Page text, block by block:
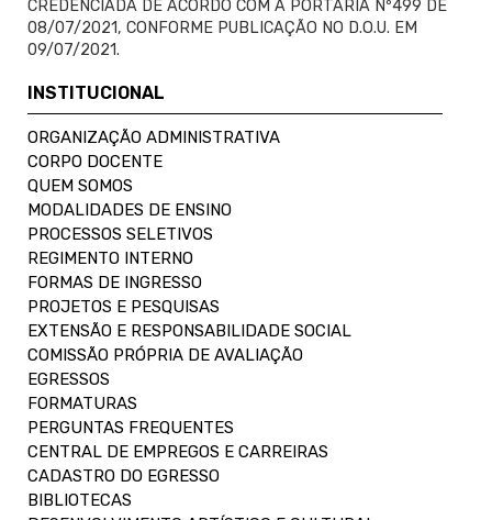
CREDENCIADA DE ACORDO COM A PORTARIA Nº499 DE
08/07/2021, CONFORME PUBLICAÇÃO NO D.O.U. EM
09/07/2021.
INSTITUCIONAL
ORGANIZAÇÃO ADMINISTRATIVA
CORPO DOCENTE
QUEM SOMOS
MODALIDADES DE ENSINO
PROCESSOS SELETIVOS
REGIMENTO INTERNO
FORMAS DE INGRESSO
PROJETOS E PESQUISAS
EXTENSÃO E RESPONSABILIDADE SOCIAL
COMISSÃO PRÓPRIA DE AVALIAÇÃO
EGRESSOS
FORMATURAS
PERGUNTAS FREQUENTES
CENTRAL DE EMPREGOS E CARREIRAS
CADASTRO DO EGRESSO
BIBLIOTECAS